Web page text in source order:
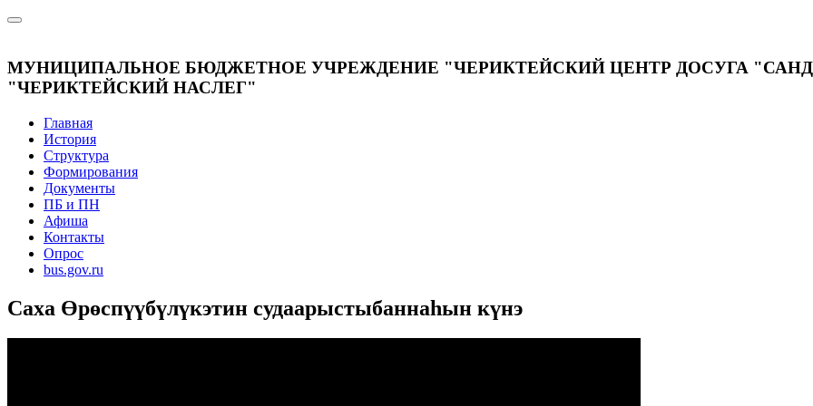
МУНИЦИПАЛЬНОЕ БЮДЖЕТНОЕ УЧРЕЖДЕНИЕ "ЧЕРИКТЕЙСКИЙ ЦЕНТР ДОСУГА
"ЧЕРИКТЕЙСКИЙ НАСЛЕГ"
Главная
История
Структура
Формирования
Документы
ПБ и ПН
Афиша
Контакты
Опрос
bus.gov.ru
Саха Өрөспүүбүлүкэтин судаарыстыбаннаһын күнэ